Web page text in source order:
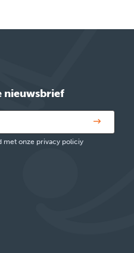
nieuwsbrief
met onze privacy policiy